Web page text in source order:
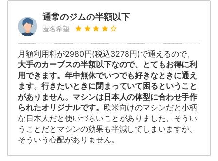
通常のジムの半額以下
匿名希望
月額利用料が2980円(税込3278円)で通えるので、
大手のカーブスの半額以下なので、とてもお得に利
用できます。年中無休でいつでも好きなときに通え
ます。行きたいときに閉まっていて困るということ
がありません。マシンは日本人の体型に合わせ手作
られたオリジナルです。 欧米向けのマシンだと小柄
な日本人だと使いづらいことがありました。そうい
うことだとマシンの効果も半減してしまいますが、
そういう心配がありません。